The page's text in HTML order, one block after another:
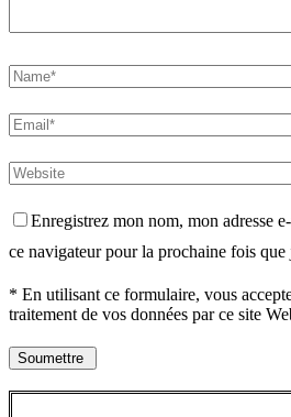
Enregistrez mon nom, mon adresse
ce navigateur pour la prochaine fois que
* En utilisant ce formulaire, vous
traitement de vos données par ce site